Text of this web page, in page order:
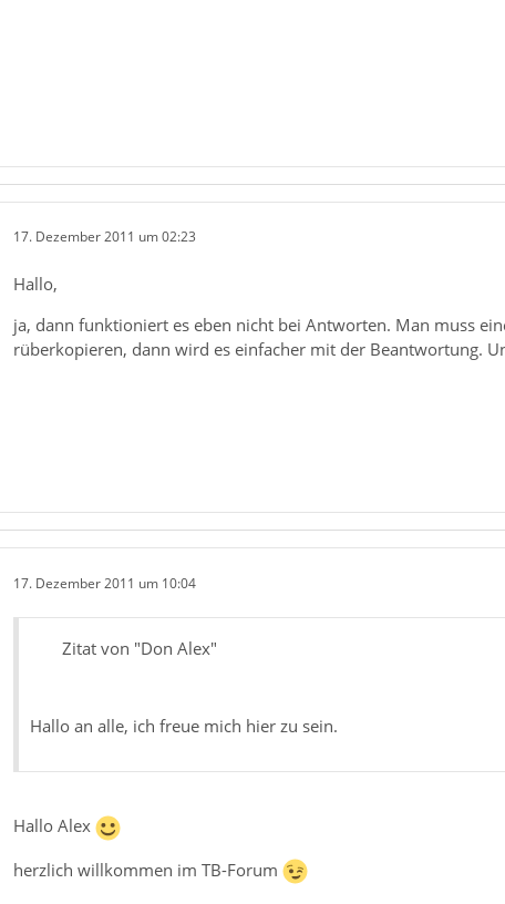
17. Dezember 2011 um 02:23
Hallo,
ja, dann funktioniert es eben nicht bei Antworten. Man muss
rüberkopieren, dann wird es einfacher mit der Beantwortung.
17. Dezember 2011 um 10:04
Zitat von "Don Alex"
Hallo an alle, ich freue mich hier zu sein.
Hallo Alex
herzlich willkommen im TB-Forum